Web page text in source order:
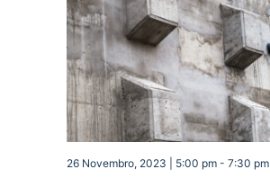
26 Novembro, 2023 | 5:00 pm- 7:30 pm